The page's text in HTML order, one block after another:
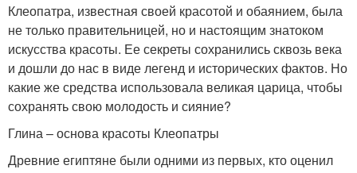
Клеопатра, известная своей красотой и обаянием, была
не только правительницей, но и настоящим знатоком
искусства красоты. Ее секреты сохранились сквозь века
и дошли до нас в виде легенд и исторических фактов. Но
какие же средства использовала великая царица, чтобы
сохранять свою молодость и сияние?
Глина – основа красоты Клеопатры
Древние египтяне были одними из первых, кто оценил